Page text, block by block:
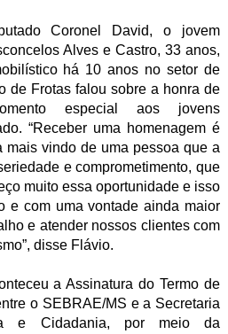
Coronel David, o jovem
Alves e Castro, 33 anos,
há 10 anos no setor de
de Frotas falou sobre a honra de
especial aos jovens
“Receber uma homenagem é
mais vindo de uma pessoa que a
e comprometimento, que
muito essa oportunidade e isso
e com uma vontade ainda maior
e atender nossos clientes com
disse Flávio.
a Assinatura do Termo de
o SEBRAE/MS e a Secretaria
e Cidadania, por meio da